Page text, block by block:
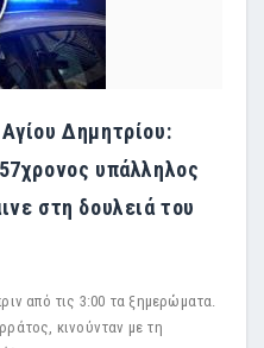
Δημητρίου:
υπάλληλος
στη δουλειά του
από τις 3:00 τα ξημερώματα.
κινούνταν με τη